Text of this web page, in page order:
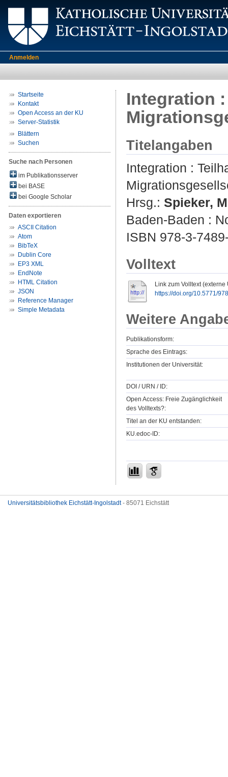
Anmelden
Startseite
Kontakt
Open Access an der KU
Server-Statistik
Blättern
Suchen
Suche nach Personen
im Publikationsserver
bei BASE
bei Google Scholar
Daten exportieren
ASCII Citation
Atom
BibTeX
Dublin Core
EP3 XML
EndNote
HTML Citation
JSON
Reference Manager
Simple Metadata
Integration
Titelangaben
Integration :
Hrsg.: Spieker,
Baden-Baden :
ISBN 978-3-
Volltext
Link zum Volltext (externe
https://doi.org/10.5771/
Weitere
Publikationsform:
Sprache des Eintrags:
Institutionen der Universität:
DOI / URN / ID:
Open Access: Freie Zugänglichkeit
des Volltexts?:
Titel an der KU entstanden:
KU.edoc-ID:
Universitätsbibliothek Eichstätt-Ingolstadt- 85071 Eichstätt